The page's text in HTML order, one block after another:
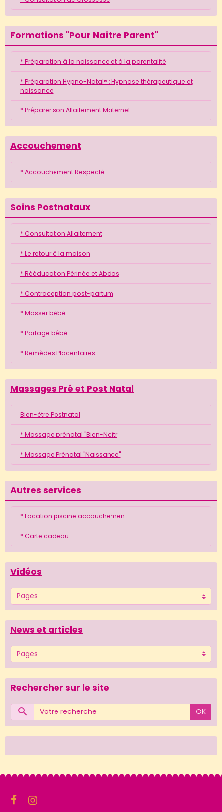
Formations "Pour Naître Parent"
* Préparation à la naissance et à la parentalité
* Préparation Hypno-Natal® : Hypnose thérapeutique et
naissance
* Préparer son Allaitement Maternel
Accouchement
* Accouchement Respecté
Soins Postnataux
* Consultation Allaitement
* Le retour à la maison
* Rééducation Périnée et Abdos
* Contraception post-partum
* Masser bébé
* Portage bébé
* Remèdes Placentaires
Massages Pré et Post Natal
Bien-être Postnatal
* Massage prénatal "Bien-Naîtr
* Massage Prénatal "Naissance"
Autres services
* Location piscine accouchemen
* Carte cadeau
Vidéos
News et articles
Rechercher sur le site
OK